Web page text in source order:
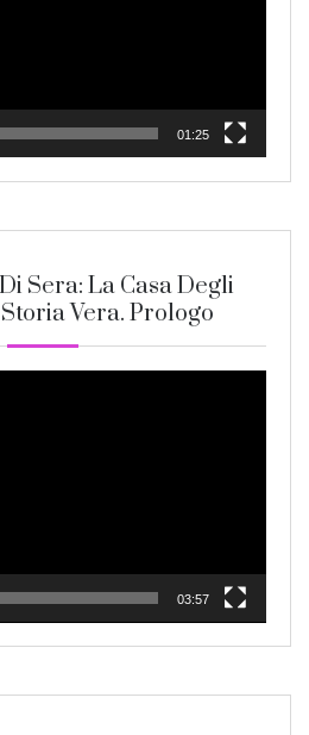
01:25
Sera: La Casa Degli
Vera. Prologo
03:57